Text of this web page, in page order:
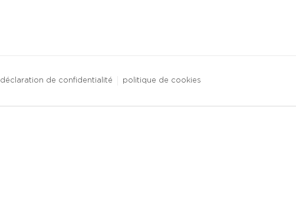
déclaration de confidentialité politique de cookies